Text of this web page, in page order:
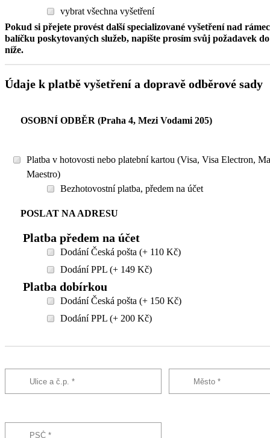
vybrat všechna vyšetření
Pokud si přejete provést další specializované vyšetření nad
balíčku poskytovaných služeb, napište prosím svůj požadavek
níže.
Údaje k platbě vyšetření a dopravě odběrové sady
OSOBNÍ ODBĚR (Praha 4, Mezi Vodami 205)
Platba v hotovosti nebo platební kartou (Visa, Visa Electron,
Maestro)
Bezhotovostní platba, předem na účet
POSLAT NA ADRESU
Platba předem na účet
Dodání Česká pošta (+ 110 Kč)
Dodání PPL (+ 149 Kč)
Platba dobírkou
Dodání Česká pošta (+ 150 Kč)
Dodání PPL (+ 200 Kč)